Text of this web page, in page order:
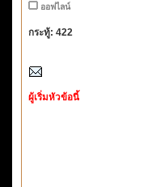
ออฟไลน์
กระทู้: 422
ผู้เริ่มหัวข้อนี้